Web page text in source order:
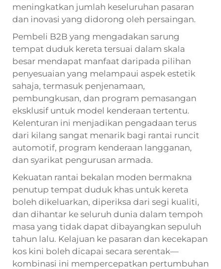
meningkatkan jumlah keseluruhan pasaran
dan inovasi yang didorong oleh persaingan.
Pembeli B2B yang mengadakan sarung
tempat duduk kereta tersuai dalam skala
besar mendapat manfaat daripada pilihan
penyesuaian yang melampaui aspek estetik
sahaja, termasuk penjenamaan,
pembungkusan, dan program pemasangan
eksklusif untuk model kenderaan tertentu.
Kelenturan ini menjadikan pengadaan terus
dari kilang sangat menarik bagi rantai runcit
automotif, program kenderaan langganan,
dan syarikat pengurusan armada.
Kekuatan rantai bekalan moden bermakna
penutup tempat duduk khas untuk kereta
boleh dikeluarkan, diperiksa dari segi kualiti,
dan dihantar ke seluruh dunia dalam tempoh
masa yang tidak dapat dibayangkan sepuluh
tahun lalu. Kelajuan ke pasaran dan kecekapan
kos kini boleh dicapai secara serentak—
kombinasi ini mempercepatkan pertumbuhan